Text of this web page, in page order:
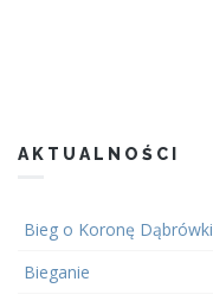
AKTUALNOŚCI
Bieg o Koronę Dąbrówki
Bieganie